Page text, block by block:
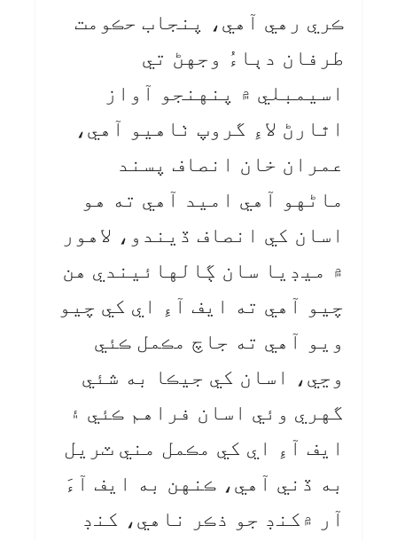
ڪري رهي آهي، پنجاب حڪومت
طرفان دٻاءُ وجهڻ تي
اسيمبلي ۾ پنهنجو آواز
اٿارڻ لاءِ گروپ ٺاهيو آهي،
عمران خان انصاف پسند
ماڻهو آهي اميد آهي ته هو
اسان کي انصاف ڏيندو، لاهور
۾ ميڊيا سان ڳالهائيندي هن
چيو آهي ته ايف آءِ اي کي چيو
ويو آهي ته جاچ مڪمل ڪئي
وڃي، اسان کي جيڪا به شئي
گهري وئي اسان فراهم ڪئي ۽
ايف آءِ اي کي مڪمل مني ٽريل
به ڏني آهي، ڪنهن به ايف آءَ
آر ۾کنڊ جو ذڪر ناهي، کنڊ